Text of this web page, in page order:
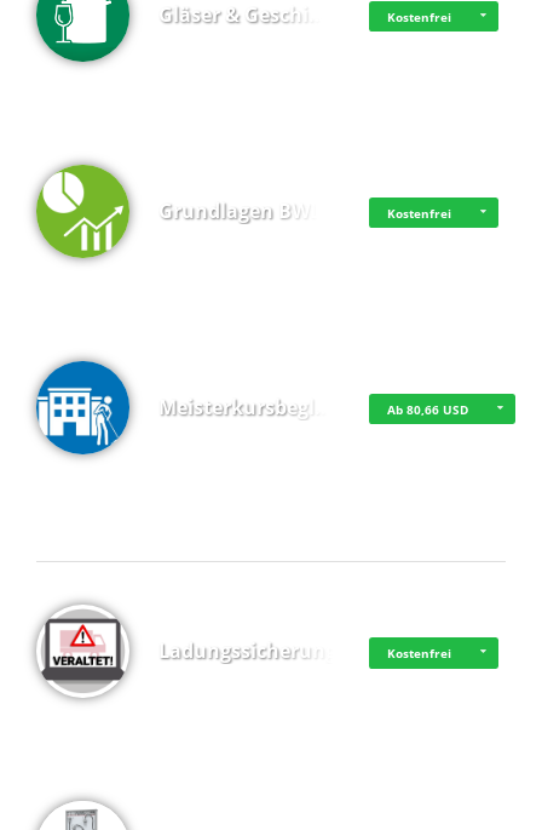
Gläser & Geschi… Kostenfrei
Grundlagen BWL Kostenfrei
Meisterkursbegl… Ab 80,66 USD
Ladungssicherung Kostenfrei